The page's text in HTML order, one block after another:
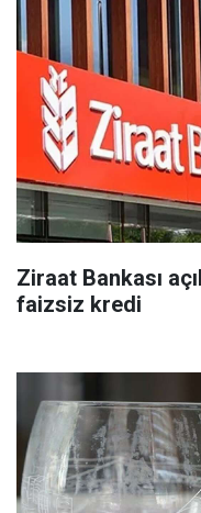
Ziraat Bankası
faizsiz kredi